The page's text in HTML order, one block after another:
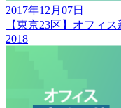
2017年12月07日
【東京23区】オフィ
2018